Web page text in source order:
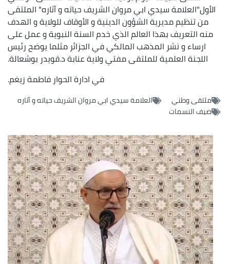
الأول"العلامة سيدي ابي مروان الشريف حياته و آثاره" الملتقى
من تنظيم مديرية الشؤون الدينية و الأوقاف للولاية و الهدف
منه التعريف بهذا العالم الذي خدم السنة النبوية و عمل على
ارساء و نشر المذهب المالكي في الجزائر مثلما يوضح رئيس
اللجنة العلمية للملتقى مفتي ولاية عنابة د.قويدر بوشعالة.
في ادارة الحوار فاطمة زيغم.
ملتقى وطني
العلامة سيدي ابي مروان الشريف حياته و آثاره
ضيف النسمات